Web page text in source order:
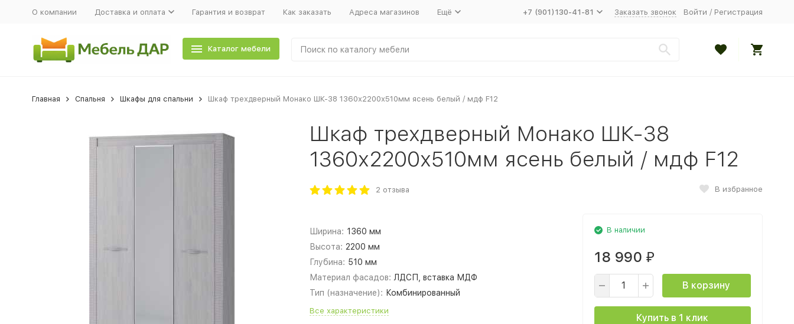
О компании Доставка и оплата Гарантия и возврат Как заказать Адреса магазинов Ещё +7 (901)130-41-81 Заказать звонок Войти / Регистрация
Каталог мебели
Главная Спальня Шкафы для спальни Шкаф трехдверный Монако ШК-38 1360х2200х510мм ясень белый / мдф F12
Шкаф трехдверный Монако ШК-38
1360х2200х510мм ясень белый / мдф F12
2 отзыва В избранное
Ширина: 1360 мм
Высота: 2200 мм
Глубина: 510 мм
Материал фасадов: ЛДСП, вставка МДФ
Тип (назначение): Комбинированный
Все характеристики
В наличии
18 990 ₽
В корзину
Купить в 1 клик